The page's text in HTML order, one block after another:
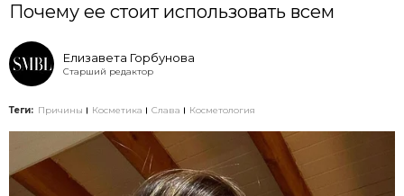
Почему ее стоит использовать всем
Елизавета Горбунова
Старший редактор
Теги: Причины Косметика Слава Косметология